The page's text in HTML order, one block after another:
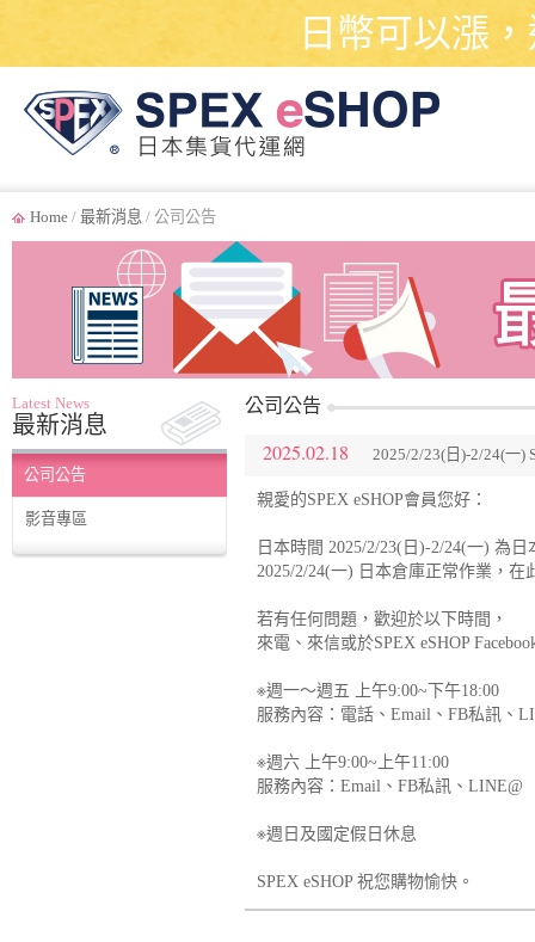
日幣可以漲
Home / 最新消息 / 公司公告
Latest News
最新消息
公司公告
影音專區
公司公告
2025.02.18 2025/2/23(日)-2/24(一)
親愛的SPEX eSHOP會員您好：
日本時間 2025/2/23(日)-2/24(一) 為
2025/2/24(一) 日本倉庫正常作業，
若有任何問題，歡迎於以下時間，
來電、來信或於SPEX eSHOP
※週一～週五 上午9:00~下午18:00
服務內容：電話、Email、FB私訊、
※週六 上午9:00~上午11:00
服務內容：Email、FB私訊、LINE@
※週日及國定假日休息
SPEX eSHOP 祝您購物愉快。